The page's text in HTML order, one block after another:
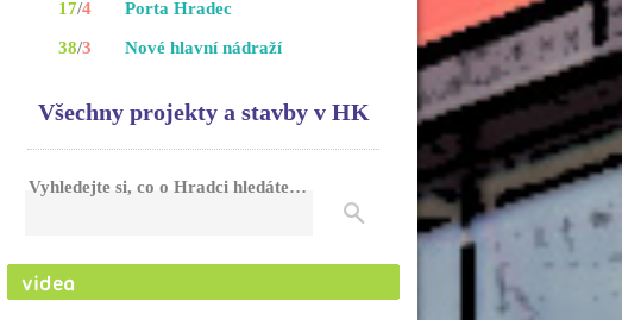
17/4
38/3
Porta Hradec
Nové hlavní nádraží
Všechny projekty a stavby v HK
Vyhledejte si, co o Hradci hledáte…